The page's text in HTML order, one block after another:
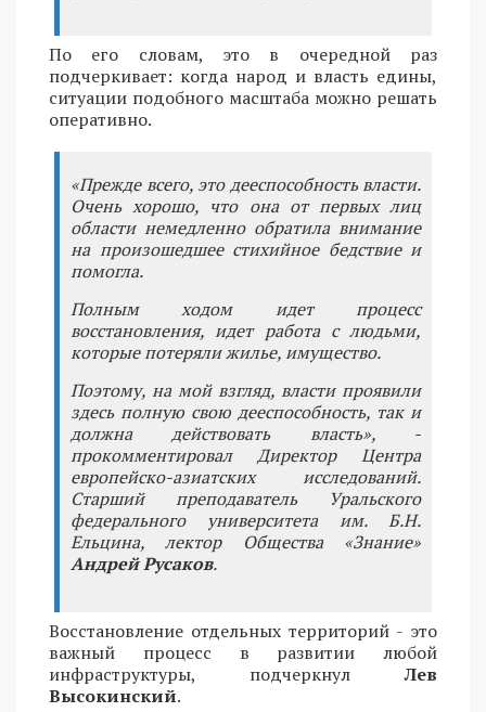
По его словам, это в очередной раз
подчеркивает: когда народ и власть едины,
ситуации подобного масштаба можно решать
оперативно.
«Прежде всего, это дееспособность власти.
Очень хорошо, что она от первых лиц
области немедленно обратила внимание
на произошедшее стихийное бедствие и
помогла.
Полным ходом идет процесс
восстановления, идет работа с людьми,
которые потеряли жилье, имущество.
Поэтому, на мой взгляд, власти проявили
здесь полную свою дееспособность, так и
должна действовать власть», -
прокомментировал Директор Центра
европейско-азиатских исследований.
Старший преподаватель Уральского
федерального университета им. Б.Н.
Ельцина, лектор Общества «Знание»
Андрей Русаков.
Восстановление отдельных территорий - это
важный процесс в развитии любой
инфраструктуры, подчеркнулЛев
Высокинский.